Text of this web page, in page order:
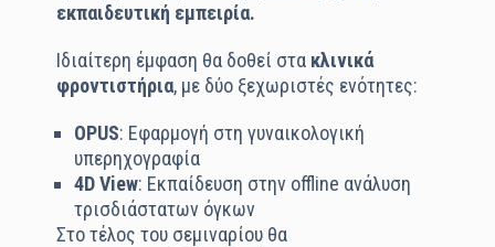
εκπαιδευτική εμπειρία.
Ιδιαίτερη έμφαση θα δοθεί στα κλινικά
φροντιστήρια, με δύο ξεχωριστές ενότητες:
OPUS: Εφαρμογή στη γυναικολογική
υπερηχογραφία
4D View: Εκπαίδευση στην offline ανάλυση
τρισδιάστατων όγκων
Στο τέλος του σεμιναρίου θα